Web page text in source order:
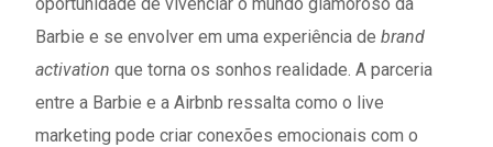
Barbie e se envolver em uma experiência de brand
activation que torna os sonhos realidade. A parceria
entre a Barbie e a Airbnb ressalta como o live
marketing pode criar conexões emocionais com o